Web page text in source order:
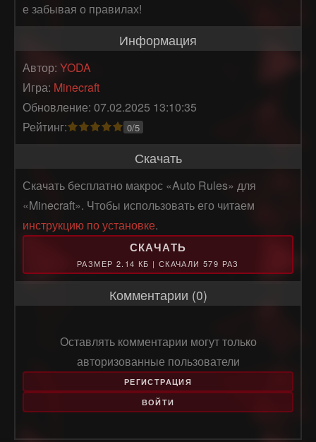
е забывая о правилах!
Информация
Автор: YODA
Игра: Minecraft
Обновление: 07.02.2025 13:10:35
Рейтинг:
0/5
Скачать
Скачать бесплатно макрос «Auto Rules» для
«Minecraft». Чтобы использовать его читаем
инструкцию по установке.
СКАЧАТЬ
РАЗМЕР 2.14 КБ | СКАЧАЛИ 579 РАЗ
Комментарии (0)
Оставлять комментарии могут только
авторизованные пользователи
РЕГИСТРАЦИЯ
ВОЙТИ